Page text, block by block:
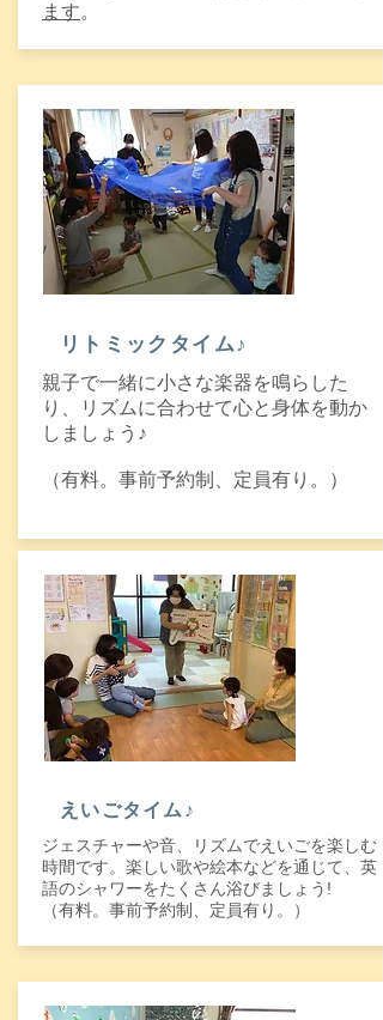
ます。
​リトミックタイム♪
親子で一緒に小さな楽器を鳴らした
り、リズムに合わせて心と身体を動か
しましょう♪
（有料。事前予約制、定員有り。）
​えいごタイム♪
ジェスチャーや音、リズムでえいごを楽しむ
時間です。楽しい歌や絵本などを通じて、英
語のシャワーをたくさん浴びましょう!
​（有料。事前予約制、定員有り。）